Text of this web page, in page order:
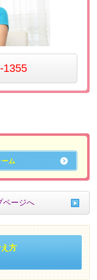
1355
ム
ページへ
方